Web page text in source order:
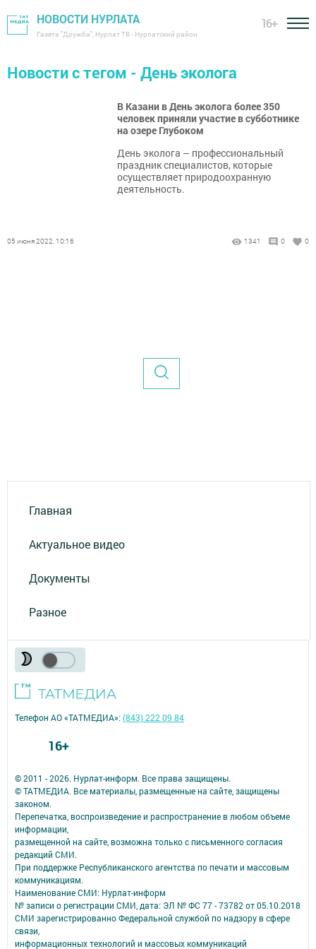
НОВОСТИ НУРЛАТА
Газета "Дружба", Нурлат ТВ - Нурлатский район
16+
Новости с тегом - День эколога
В Казани в День эколога более 350
человек приняли участие в субботнике
на озере Глубоком
День эколога – профессиональный
праздник специалистов, которые
осуществляет природоохранную
деятельность.
05 июня 2022, 10:16 1341 0 0
Главная
Актуальное видео
Документы
Разное
© 2011 - 2026. Нурлат-⁠информ. Все права защищены.
© ТАТМЕДИА. Все материалы, размещенные на сайте, защищены
законом.
Перепечатка, воспроизведение и распространение в любом объеме
информации,
размещенной на сайте, возможна только с письменного согласия
редакций СМИ.
При поддержке Республиканского агентства по печати и массовым
коммуникациям.
Наименование СМИ: Нурлат-⁠информ
№ записи о регистрации СМИ, дата: ЭЛ № ФС 77 -⁠ 73782 от 05.10.2018
СМИ зарегистрированно Федеральной службой по надзору в сфере
связи,
информационных технологий и массовых коммуникаций
Телефон АО «ТАТМЕДИА»:(843) 222 09 84
16+